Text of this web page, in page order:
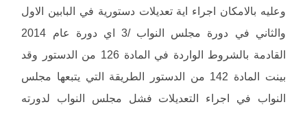
وعليه بالامكان اجراء اية تعديلات دستورية في البابين الاول
والثاني في دورة مجلس النواب /3 اي دورة عام 2014
القادمة بالشروط الواردة في المادة 126 من الدستور وقد
بينت المادة 142 من الدستور الطريقة التي يتبعها مجلس
النواب في اجراء التعديلات فشل مجلس النواب لدورته